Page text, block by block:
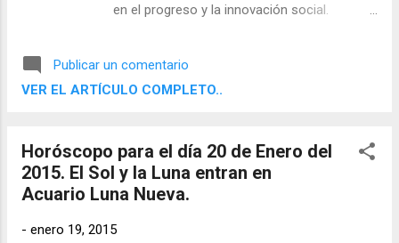
en el progreso y la innovación social.
libertad, igualdad y fraternidad entre los
hombres. Esta es la Lección de una Luna
Publicar un comentario
VER EL ARTÍCULO COMPLETO..
Horóscopo para el día 20 de Enero del
2015. El Sol y la Luna entran en
Acuario Luna Nueva.
- enero 19, 2015